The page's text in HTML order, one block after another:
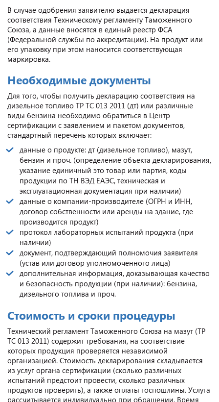
В случае одобрения заявителю выдается декларация
соответствия Техническому регламенту Таможенного
Союза, а данные вносятся в единый реестр ФСА
(Федеральной службы по аккредитации). На продукт или
его упаковку при этом наносится соответствующая
маркировка.
Необходимые документы
Для того, чтобы получить декларацию соответствия на
дизельное топливо ТР ТС 013 2011 (дт) или различные
виды бензина необходимо обратиться в Центр
сертификации с заявлением и пакетом документов,
стандартный перечень которых включает:
данные о продукте: дт (дизельное топливо), мазут,
бензин и проч. (определение объекта декларирования,
указание единичный это товар или партия, коды
продукции по ТН ВЭД ЕАЭС, техническая и
эксплуатационная документация при наличии)
данные о компании-производителе (ОГРН и ИНН,
договор собственности или аренды на здание, где
производится продукт)
протокол лабораторных испытаний продукта (при
наличии)
документ, подтверждающий полномочия заявителя
(устав или договор уполномоченного лица)
дополнительная информация, доказывающая качество
и безопасность продукции (при наличии): бензина,
дизельного топлива и проч.
Стоимость и сроки процедуры
Технический регламент Таможенного Союза на мазут (ТР
ТС 013 2011) содержит требования, на соответствие
которых продукция проверяется независимой
организацией. Стоимость декларирования складывается
из услуг органа сертификации (сколько различных
испытаний предстоит провести, сколько различных
продуктов проверить), а также оплаты госпошлины. Услуга
рассчитывается индивидуально при обращении. Время